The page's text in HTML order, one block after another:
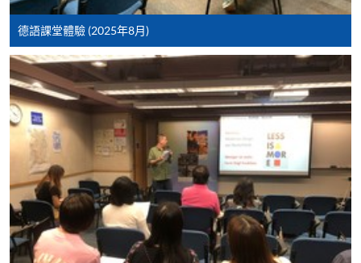
證明文件；
或可將上述文件一併寄交各報名中心，信封上請註明
「報讀課程」，惟學院對郵遞失誤而遺失的支票及個
人資料概不負責。
3. VISA / Mastercard
申請人可親臨學院任何一所報名中心，以 VISA 或
Mastercard（包括「香港大學專業進修學院
Mastercard卡」）繳付學費。香港大學專業進修學院
Mastercard卡持有人，如報讀課程滿港幣2,000元，可
享有十個月免息分期付款優惠，惟課程申請人必須為
信用卡持有人。詳情請向學院報名中心職員查詢。
德語課堂體驗 (2025年8月)